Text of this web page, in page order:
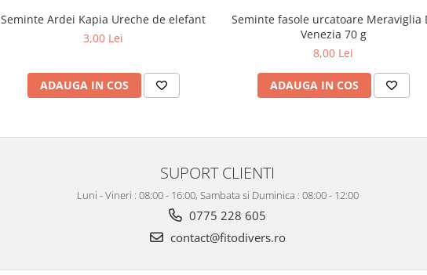
Seminte Ardei Kapia Ureche de elefant
3,00 Lei
ADAUGA IN COS
Seminte fasole urcatoare Meraviglia
Venezia 70 g
8,00 Lei
ADAUGA IN COS
SUPORT CLIENTI
Luni - Vineri : 08:00 - 16:00, Sambata si Duminica : 08:00 - 12:00
0775 228 605
contact@fitodivers.ro